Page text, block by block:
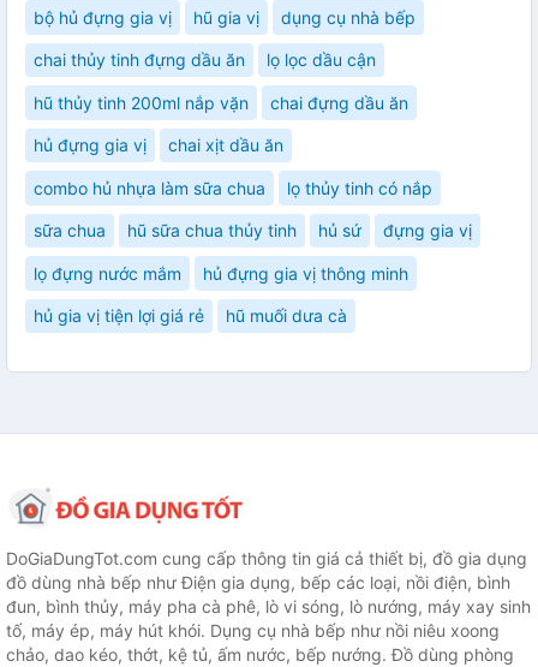
bộ hủ đựng gia vị hũ gia vị dụng cụ nhà bếp
chai thủy tinh đựng dầu ăn lọ lọc dầu cận
hũ thủy tinh 200ml nắp vặn chai đựng dầu ăn
hủ đựng gia vị chai xịt dầu ăn
combo hủ nhựa làm sữa chua lọ thủy tinh có nắp
sữa chua hũ sữa chua thủy tinh hủ sứ đựng gia vị
lọ đựng nước mắm hủ đựng gia vị thông minh
hủ gia vị tiện lợi giá rẻ hũ muối dưa cà
DoGiaDungTot.com cung cấp thông tin giá cả thiết bị, đồ gia dụng
đồ dùng nhà bếp như Điện gia dụng, bếp các loại, nồi điện, bình
đun, bình thủy, máy pha cà phê, lò vi sóng, lò nướng, máy xay sinh
tố, máy ép, máy hút khói. Dụng cụ nhà bếp như nồi niêu xoong
chảo, dao kéo, thớt, kệ tủ, ấm nước, bếp nướng. Đồ dùng phòng